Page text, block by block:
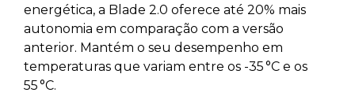
energética, a Blade 2.0 oferece até 20% mais
autonomia em comparação com a versão
anterior. Mantém o seu desempenho em
temperaturas que variam entre os -35 °C e os
55 °C.